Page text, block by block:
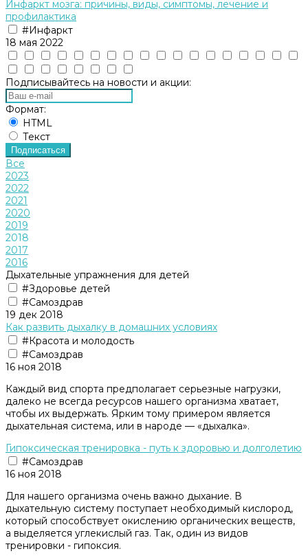
Инфаркт мозга: причины, виды, симптомы, лечение и
профилактика
#Инфаркт
18 мая 2022
Подписывайтесь на новости и акции:
Формат:
HTML
Текст
Подписаться
Все
2023
2022
2021
2020
2019
2018
2017
2016
Дыхательные упражнения для детей
#Здоровье детей
#Самоздрав
19 дек 2018
Как развить дыхалку в домашних условиях
#Красота и молодость
#Самоздрав
16 ноя 2018
Каждый вид спорта предполагает серьезные нагрузки,
далеко не всегда ресурсов нашего организма хватает,
чтобы их выдержать. Ярким тому примером является
дыхательная система, или в народе — «дыхалка».
Гипоксическая тренировка - путь к здоровью и долголетию
#Самоздрав
16 ноя 2018
Для нашего организма очень важно дыхание. В
дыхательную систему поступает необходимый кислород,
который способствует окислению органических веществ,
а выделяется углекислый газ. Так, один из видов
тренировки - гипоксия.